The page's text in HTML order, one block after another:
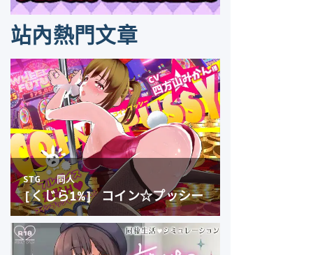
站內熱門文章